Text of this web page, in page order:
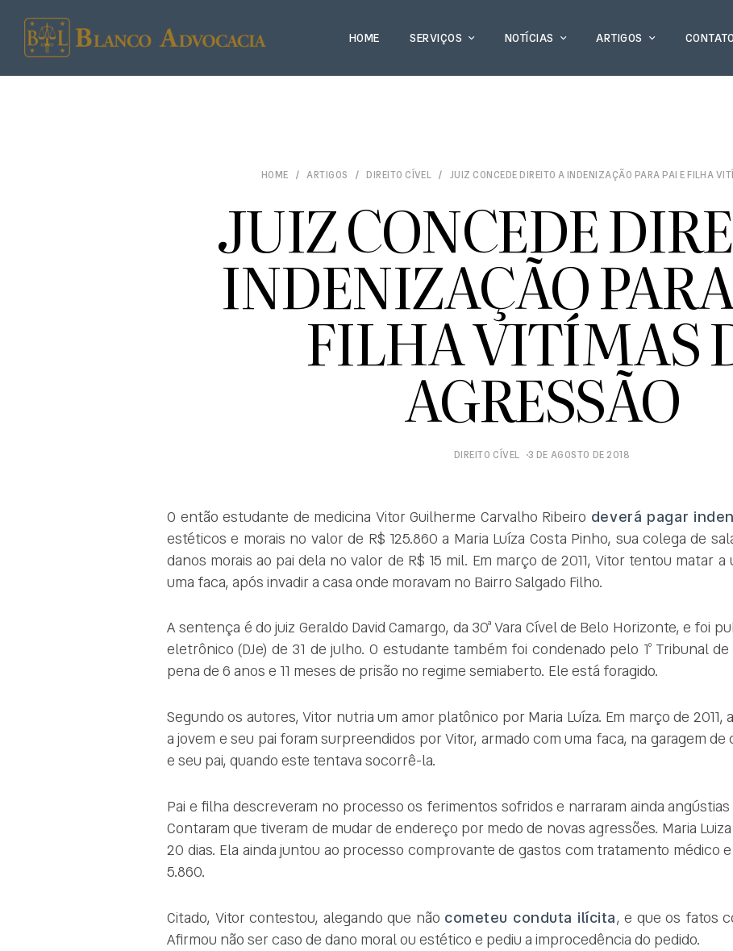
HOME SERVIÇOS NOTÍCIAS ARTIGOS CONTATO
HOME ARTIGOS DIREITO CÍVEL JUIZ CONCEDE DIREITO A INDENIZAÇÃO PARA PAI E FILHA
JUIZ CONCEDE
INDENIZAÇÃO
FILHA VITÍMAS
AGRESSÃO
DIREITO CÍVEL 3 DE AGOSTO DE 2018
O então estudante de medicina Vitor Guilherme Carvalho Ribeiro deverá pagar
estéticos e morais no valor de R$ 125.860 a Maria Luíza Costa Pinho, sua colega de
danos morais ao pai dela no valor de R$ 15 mil. Em março de 2011, Vitor tentou matar
uma faca, após invadir a casa onde moravam no Bairro Salgado Filho.
A sentença é do juiz Geraldo David Camargo, da 30ª Vara Cível de Belo Horizonte, e foi
eletrônico (DJe) de 31 de julho. O estudante também foi condenado pelo 1º Tribunal
pena de 6 anos e 11 meses de prisão no regime semiaberto. Ele está foragido.
Segundo os autores, Vitor nutria um amor platônico por Maria Luíza. Em março de
a jovem e seu pai foram surpreendidos por Vitor, armado com uma faca, na garagem de
e seu pai, quando este tentava socorrê-la.
Pai e filha descreveram no processo os ferimentos sofridos e narraram ainda
Contaram que tiveram de mudar de endereço por medo de novas agressões. Maria
20 dias. Ela ainda juntou ao processo comprovante de gastos com tratamento médico
5.860.
Citado, Vitor contestou, alegando que não cometeu conduta ilícita, e que os fatos
Afirmou não ser caso de dano moral ou estético e pediu a improcedência do pedido.